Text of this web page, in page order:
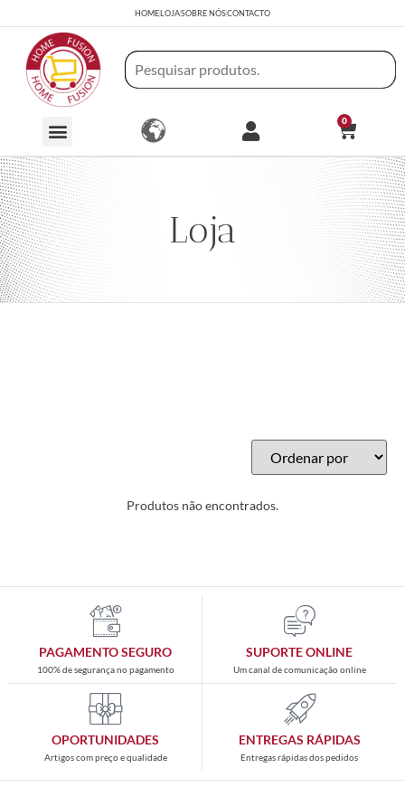
HOMELOJASOBRE NÓSCONTACTO
0
Loja
Produtos não encontrados.
PAGAMENTO SEGURO
100% de segurança no pagamento
SUPORTE ONLINE
Um canal de comunicação online
OPORTUNIDADES
Artigos com preço e qualidade
ENTREGAS RÁPIDAS
Entregas rápidas dos pedidos